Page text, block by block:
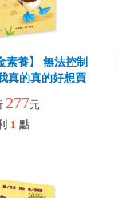
素養】 無法控制
真的真的好想買
277元
1 點